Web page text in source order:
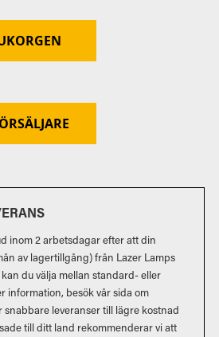
inom 2 arbetsdagar efter att din
av lagertillgång) från Lazer Lamps
du välja mellan standard- eller
information, besök vår sida om
snabbare leveranser till lägre kostnad
till ditt land rekommenderar vi att